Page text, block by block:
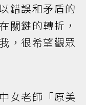
錯誤和矛盾的
關鍵的轉折，
，很希望觀眾
女老師「原美